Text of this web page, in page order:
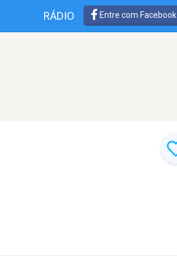
RÁDIO Entre com Facebook